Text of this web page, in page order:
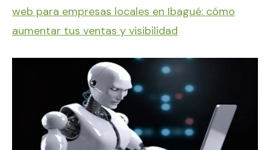
web para empresas locales en Ibagué: cómo
aumentar tus ventas y visibilidad